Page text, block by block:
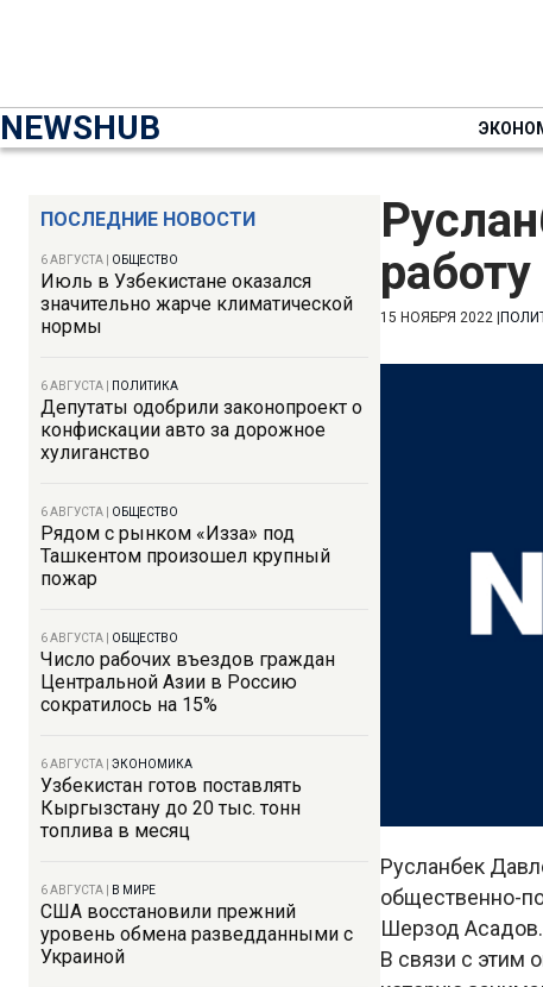
NEWSHUB
ПОСЛЕДНИЕ НОВОСТИ
6 АВГУСТА ОБЩЕСТВО
Июль в Узбекистане оказался
значительно жарче климатической
нормы
6 АВГУСТА ПОЛИТИКА
Депутаты одобрили законопроект о
конфискации авто за дорожное
хулиганство
6 АВГУСТА ОБЩЕСТВО
Рядом с рынком «Изза» под
Ташкентом произошел крупный
пожар
6 АВГУСТА ОБЩЕСТВО
Число рабочих въездов граждан
Центральной Азии в Россию
сократилось на 15%
6 АВГУСТА ЭКОНОМИКА
Узбекистан готов поставлять
Кыргызстану до 20 тыс. тонн
топлива в месяц
6 АВГУСТА В МИРЕ
США восстановили прежний
уровень обмена разведданными с
Украиной
15 НОЯБРЯ 2022
Русланбек
общественно-
Шерзод
В связи с этим